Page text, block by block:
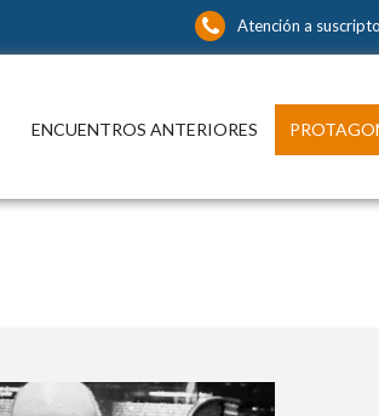
Atención a
ENCUENTROS ANTERIORES